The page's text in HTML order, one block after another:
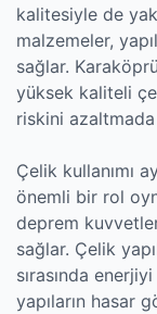
kalitesiyle de
malzemeler,
sağlar.
yüksek kaliteli
riskini
Çelik kullanımı
önemli bir rol
deprem
sağlar. Çelik
sırasında
yapıların hasar